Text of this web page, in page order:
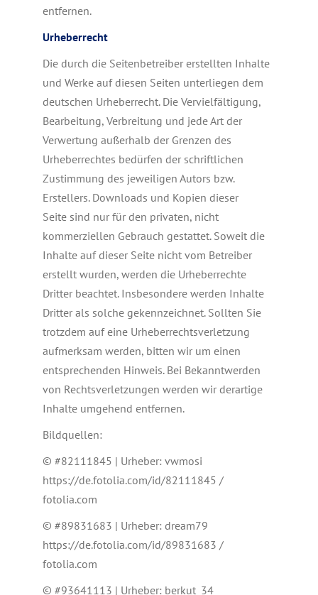
entfernen.
Urheberrecht
Die durch die Seitenbetreiber erstellten Inhalte
und Werke auf diesen Seiten unterliegen dem
deutschen Urheberrecht. Die Vervielfältigung,
Bearbeitung, Verbreitung und jede Art der
Verwertung außerhalb der Grenzen des
Urheberrechtes bedürfen der schriftlichen
Zustimmung des jeweiligen Autors bzw.
Erstellers. Downloads und Kopien dieser
Seite sind nur für den privaten, nicht
kommerziellen Gebrauch gestattet. Soweit die
Inhalte auf dieser Seite nicht vom Betreiber
erstellt wurden, werden die Urheberrechte
Dritter beachtet. Insbesondere werden Inhalte
Dritter als solche gekennzeichnet. Sollten Sie
trotzdem auf eine Urheberrechtsverletzung
aufmerksam werden, bitten wir um einen
entsprechenden Hinweis. Bei Bekanntwerden
von Rechtsverletzungen werden wir derartige
Inhalte umgehend entfernen.
Bildquellen:
© #82111845 | Urheber: vwmosi
https://de.fotolia.com/id/82111845 /
fotolia.com
© #89831683 | Urheber: dream79
https://de.fotolia.com/id/89831683 /
fotolia.com
© #93641113 | Urheber: berkut_34